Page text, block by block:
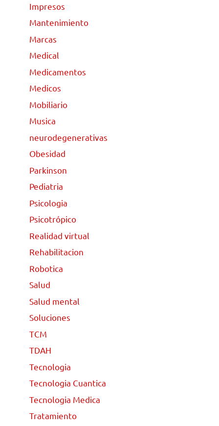
Impresos
Mantenimiento
Marcas
Medical
Medicamentos
Medicos
Mobiliario
Musica
neurodegenerativas
Obesidad
Parkinson
Pediatria
Psicologia
Psicotrópico
Realidad virtual
Rehabilitacion
Robotica
Salud
Salud mental
Soluciones
TCM
TDAH
Tecnologia
Tecnologia Cuantica
Tecnologia Medica
Tratamiento